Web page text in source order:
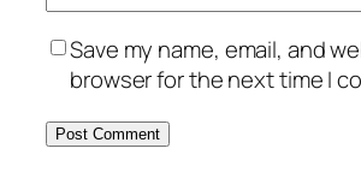
Save my name, email, and
browser for the next time I